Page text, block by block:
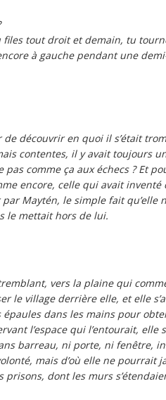
files tout droit et demain, tu
à gauche pendant une
découvrir en quoi il s’était
contentes, il y avait toujours
comme ça aux échecs ? Et
encore, celle qui avait inventé
Maytén, le simple fait qu’elle
le mettait hors de lui.
vers la plaine qui
le village derrière elle, et elle
dans les mains pour
l’espace qui l’entourait, elle
barreau, ni porte, ni fenêtre,
mais d’où elle ne pourrait
prisons, dont les murs